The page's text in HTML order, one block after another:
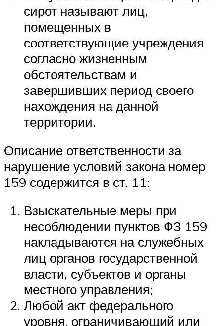
сирот называют лиц,
помещенных в
соответствующие учреждения
согласно жизненным
обстоятельствам и
завершивших период своего
нахождения на данной
территории.
Описание ответственности за
нарушение условий закона номер
159 содержится в ст. 11:
Взыскательные меры при
несоблюдении пунктов ФЗ 159
накладываются на служебных
лиц органов государственной
власти, субъектов и органы
местного управления;
Любой акт федерального
уровня, ограничивающий или